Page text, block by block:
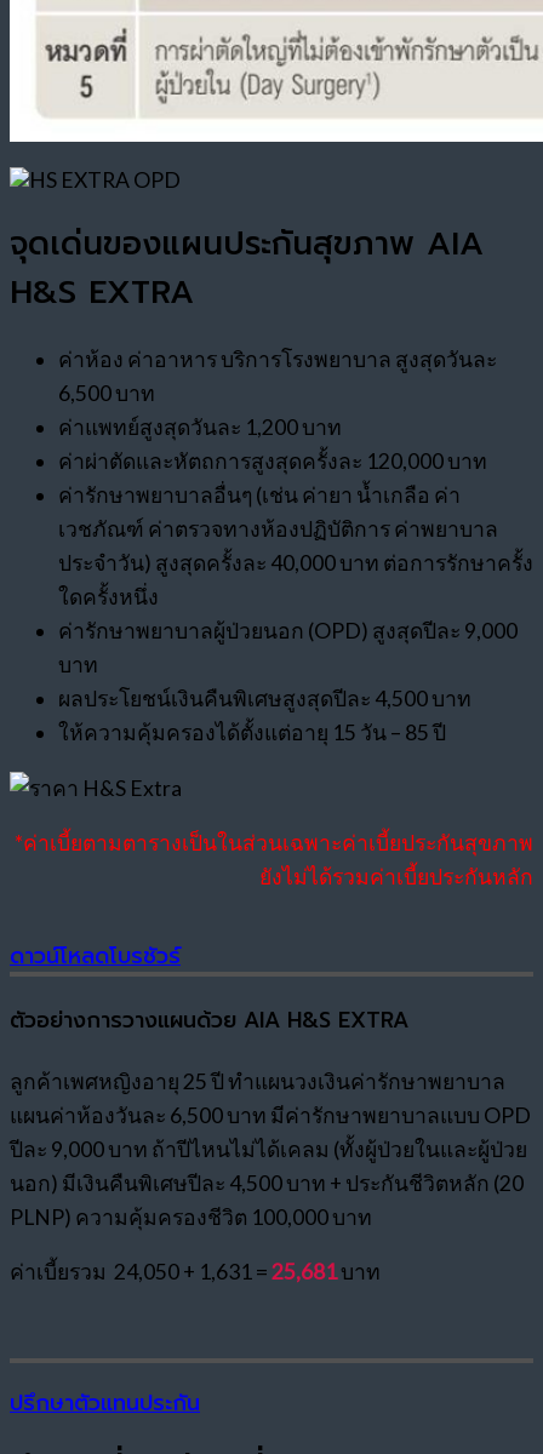
จุดเด่นของแผนประกันสุขภาพ AIA
H&S EXTRA
ค่าห้อง ค่าอาหาร บริการโรงพยาบาล สูงสุดวันละ
6,500 บาท
ค่าแพทย์สูงสุดวันละ 1,200 บาท
ค่าผ่าตัดและหัตถการสูงสุดครั้งละ 120,000 บาท
ค่ารักษาพยาบาลอื่นๆ (เช่น ค่ายา น้ำเกลือ ค่า
เวชภัณฑ์ ค่าตรวจทางห้องปฏิบัติการ ค่าพยาบาล
ประจำวัน) สูงสุดครั้งละ 40,000 บาท ต่อการรักษาครั้ง
ใดครั้งหนึ่ง
ค่ารักษาพยาบาลผู้ป่วยนอก (OPD) สูงสุดปีละ 9,000
บาท
ผลประโยชน์เงินคืนพิเศษสูงสุดปีละ 4,500 บาท
ให้ความคุ้มครองได้ตั้งแต่อายุ 15 วัน – 85 ปี
*ค่าเบี้ยตามตารางเป็นในส่วนเฉพาะค่าเบี้ยประกันสุขภาพ
ยังไม่ได้รวมค่าเบี้ยประกันหลัก
ดาวน์โหลดโบรชัวร์
ตัวอย่างการวางแผนด้วย AIA H&S EXTRA
ลูกค้าเพศหญิงอายุ 25 ปี ทำแผนวงเงินค่ารักษาพยาบาล
แผนค่าห้องวันละ 6,500 บาท มีค่ารักษาพยาบาลแบบ OPD
ปีละ 9,000 บาท ถ้าปีไหนไม่ได้เคลม (ทั้งผู้ป่วยในและผู้ป่วย
นอก) มีเงินคืนพิเศษปีละ 4,500 บาท + ประกันชีวิตหลัก (20
PLNP) ความคุ้มครองชีวิต 100,000 บาท
ค่าเบี้ยรวม 24,050 + 1,631 =25,681บาท
ปรึกษาตัวแทนประกัน